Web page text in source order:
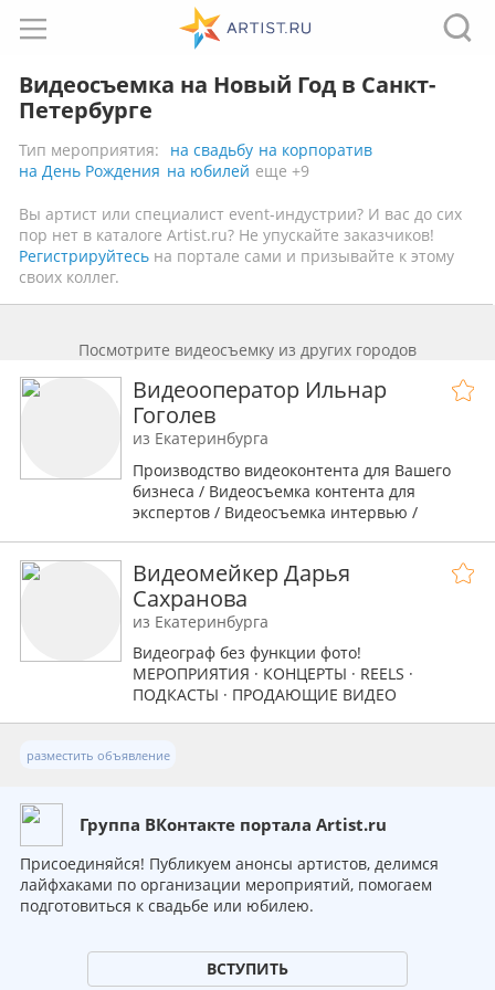
Видеосъемка на Новый Год в Санкт-
Петербурге
Тип мероприятия: на свадьбу на корпоратив
на День Рождения на юбилей еще +9
Вы артист или специалист event-индустрии? И вас до сих
пор нет в каталоге Artist.ru? Не упускайте заказчиков!
Регистрируйтесь на портале сами и призывайте к этому
своих коллег.
Посмотрите видеосъемку из других городов
Видеооператор Ильнар
Гоголев
из Екатеринбурга
Производство видеоконтента для Вашего
бизнеса / Видеосъемка контента для
экспертов / Видеосъемка интервью /
другое...
Видеомейкер Дарья
Сахранова
из Екатеринбурга
Видеограф без функции фото!
МЕРОПРИЯТИЯ · КОНЦЕРТЫ · REELS ·
ПОДКАСТЫ · ПРОДАЮЩИЕ ВИДЕО
разместить объявление
Группа ВКонтакте портала Artist.ru
Присоединяйся! Публикуем анонсы артистов, делимся
лайфхаками по организации мероприятий, помогаем
подготовиться к свадьбе или юбилею.
ВСТУПИТЬ